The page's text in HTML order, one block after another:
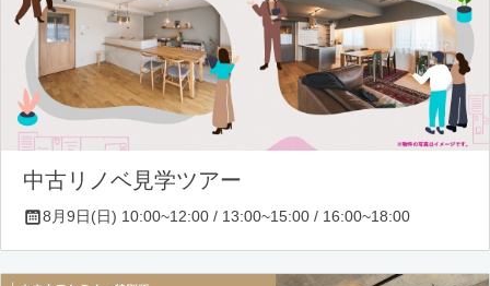
中古リノベ見学ツアー
8月9日(日) 10:00~12:00 / 13:00~15:00 / 16:00~18:00